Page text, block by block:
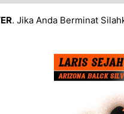
. Jika Anda Berminat